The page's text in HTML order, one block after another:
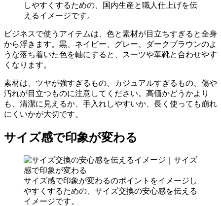
しやすくするための、国内生産と職人仕上げを伝
えるイメージです。
ビジネスで使うアイテムは、色と素材が目立ちすぎると全身
から浮きます。黒、ネイビー、グレー、ダークブラウンのよ
うな落ち着いた色を軸にすると、スーツや革靴と合わせやす
くなります。
素材は、ツヤが強すぎるもの、カジュアルすぎるもの、傷や
汚れが目立つものに注意してください。高価かどうかより
も、清潔に見えるか、手入れしやすいか、長く使っても崩れ
にくいかが大切です。
サイズ感で印象が変わる
サイズ感で印象が変わるのポイントをイメージし
やすくするための、サイズ交換の安心感を伝える
イメージです。